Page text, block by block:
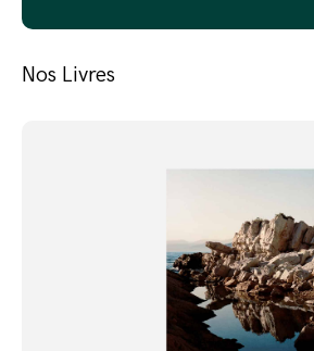
Nos Livres